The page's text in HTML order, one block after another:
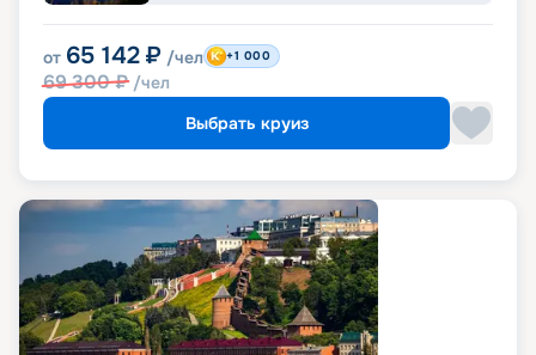
от 65 142 ₽ /чел
69 300₽ /чел
+1 000
Выбрать круиз